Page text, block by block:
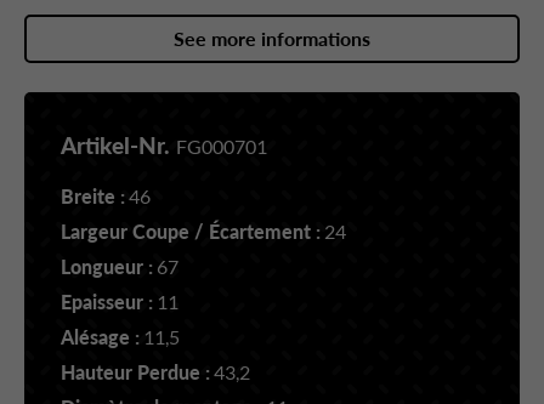
See more informations
Artikel-Nr. FG000701
Breite :46
Largeur Coupe / Écartement : 24
Longueur : 67
Epaisseur : 11
Alésage : 11,5
Hauteur Perdue : 43,2